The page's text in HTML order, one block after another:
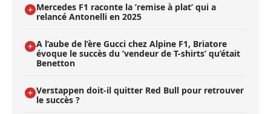
Mercedes F1 raconte la ’remise à plat’ qui a
relancé Antonelli en 2025
A l’aube de l’ère Gucci chez Alpine F1, Briatore
évoque le succès du ’vendeur de T-shirts’ qu’était
Benetton
Verstappen doit-il quitter Red Bull pour retrouver
le succès ?